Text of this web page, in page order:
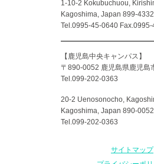
1-10-2 Kokubuchuou,
Kagoshima, Japan 899-4332
Tel.0995-45-0640
【鹿児島中央キャンパス】
〒890-0052 鹿児島県鹿児島
Tel.099-202-0363
20-2 Uenosonocho,
Kagoshima, Japan 890-0052
Tel.099-202-0363
サイトマップ